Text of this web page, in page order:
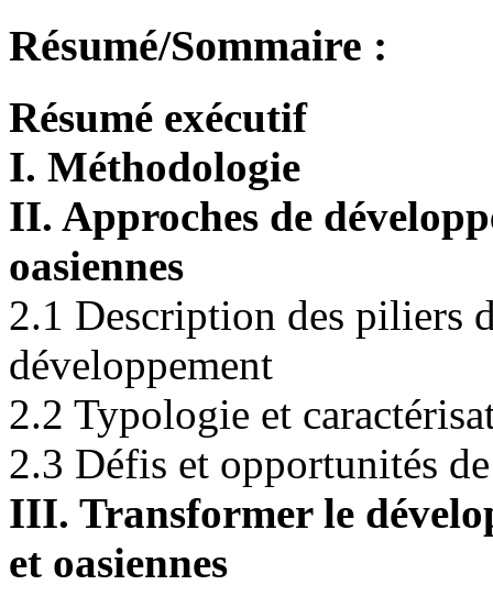
Résumé/Sommaire :
Résumé exécutif
I. Méthodologie
II. Approches de
oasiennes
2.1 Description des piliers
développement
2.2 Typologie et
2.3 Défis et opportunités
III. Transformer le
et oasiennes